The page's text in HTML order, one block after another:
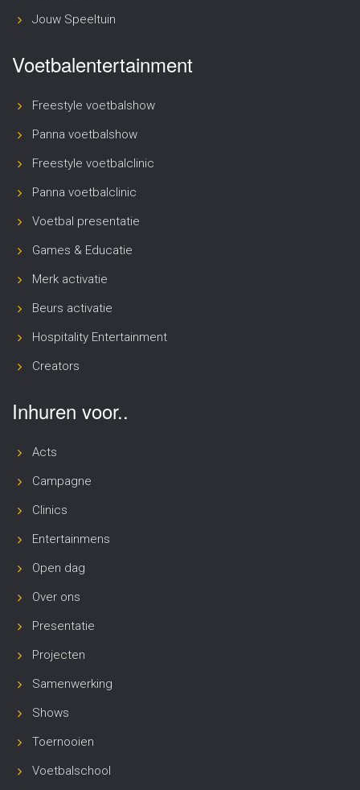
Jouw Speeltuin
Voetbalentertainment
Freestyle voetbalshow
Panna voetbalshow
Freestyle voetbalclinic
Panna voetbalclinic
Voetbal presentatie
Games & Educatie
Merk activatie
Beurs activatie
Hospitality Entertainment
Creators
Inhuren voor..
Acts
Campagne
Clinics
Entertainmens
Open dag
Over ons
Presentatie
Projecten
Samenwerking
Shows
Toernooien
Voetbalschool